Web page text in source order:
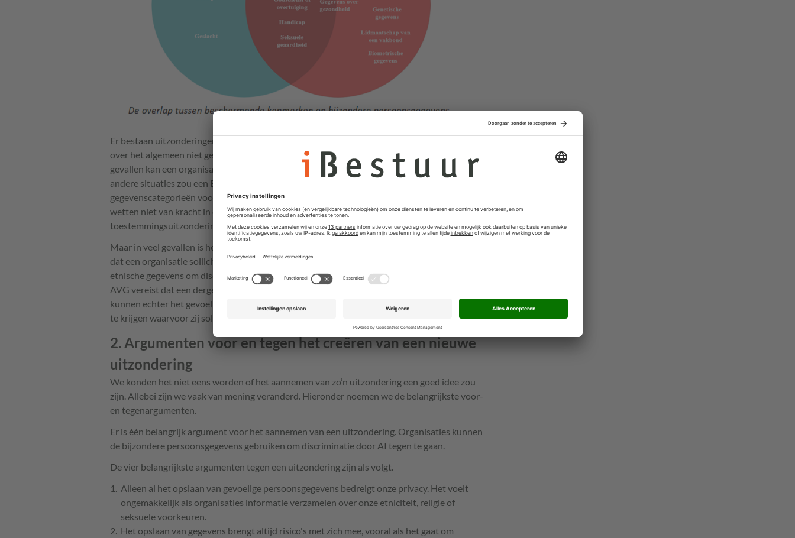
Er bestaan uitzonderingen voor het verbod van Artikel 9 AVG, maar die uitzonderingen zijn
over het algemeen niet geschikt zijn voor het controleren van AI-systemen. In sommige
gevallen kan een organisatie toestemming van mensen krijgen om de data te verzamelen. In
andere situaties zou een EU- of nationale wet nodig zijn om het gebruik van bijzondere
gegevenscategorieën voor AI-debiasing mogelijk te maken – op dit moment zijn dergelijke
wetten niet van kracht in de EU. Daarom zijn organisaties momenteel aangewezen op de
toestemmingsuitzondering.
Maar in veel gevallen is het verkrijgen van geldige toestemming onmogelijk. Stel bijvoorbeeld
dat een organisatie sollicitanten vraagt of ze toestemming geven voor het gebruik van hun
etnische gegevens om discriminerende effecten door haar AI-systemen tegen te gaan. De
AVG vereist dat een dergelijke toestemming vrijwillig wordt gegeven. Werkzoekenden
kunnen echter het gevoel hebben dat ze verplicht zijn om toestemming te geven om de baan
te krijgen waarvoor zij solliciteren. Dat neemt de vrijwilligheid van de toestemming weg.
2. Argumenten voor en tegen het creëren van een nieuwe
uitzondering
We konden het niet eens worden of het aannemen van zo’n uitzondering een goed idee zou
zijn. Allebei zijn we vaak van mening veranderd. Hieronder noemen we de belangrijkste voor-
en tegenargumenten.
Er is één belangrijk argument voor het aannemen van een uitzondering. Organisaties kunnen
de bijzondere persoonsgegevens gebruiken om discriminatie door AI tegen te gaan.
De vier belangrijkste argumenten tegen een uitzondering zijn als volgt.
Alleen al het opslaan van gevoelige persoonsgegevens bedreigt onze privacy. Het voelt
ongemakkelijk als organisaties informatie verzamelen over onze etniciteit, religie of
seksuele voorkeuren.
Het opslaan van gegevens brengt altijd risico's met zich mee, vooral als het gaat om